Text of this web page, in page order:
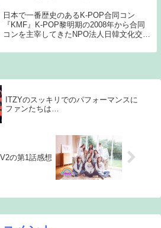
日本で一番歴史のあるK-POP合同コン
『KMF』K-POP黎明期の2008年から合同
コンを主宰してきたNPO法人日韓文化交流
ことを発表したスターになる前の2PM、
ITZYのスッキリでのパフォーマンスに
ファンたちは…
の第1話感想